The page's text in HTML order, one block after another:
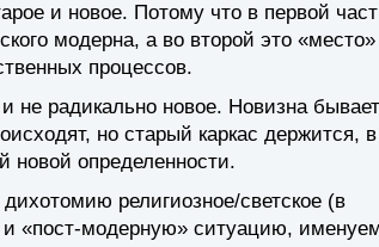
и новое. Потому что в первой
модерна, а во второй это «место»
процессов.
не радикально новое. Новизна бывает
но старый каркас держится,
новой определенности.
религиозное/светское (в
и «пост-модерную» ситуацию,